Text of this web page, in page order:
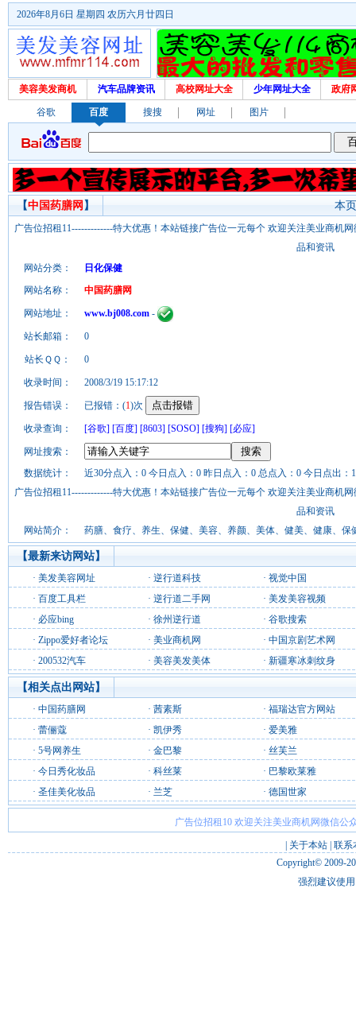
2026年8月6日 星期四 农历六月廿四日
美容美发商机 汽车品牌资讯 高校网址大全 少年网址大全 政府
谷歌 百度 搜搜 网址 图片
本
【中国药膳网 】
广告位招租11-------------特大优惠！本站链接广告位一元每个 欢迎关注美业商机
品和资讯
网站分类：
日化保健
网站名称：
中国药膳网
网站地址： www.bj008.com -
站长邮箱： 0
站长ＱＱ： 0
收录时间： 2008/3/19 15:17:12
报告错误： 已报错：(1)次
收录查询： [谷歌] [百度] [8603] [SOSO] [搜狗] [必应]
网址搜索：
数据统计：
近30分点入：0 今日点入：0 昨日点入：0 总点入：0 今日点出：
广告位招租11-------------特大优惠！本站链接广告位一元每个 欢迎关注美业商机
品和资讯
网站简介：
药膳、食疗、养生、保健、美容、养颜、美体、健美、健康、
【最新来访网站】
· 美发美容网址 · 逆行道科技 · 视觉中国
· 百度工具栏 · 逆行道二手网 · 美发美容视频
· 必应bing · 徐州逆行道 · 谷歌搜索
· Zippo爱好者论坛 · 美业商机网 · 中国京剧艺术网
· 200532汽车 · 美容美发美体 · 新疆寒冰刺纹身
【相关点出网站】
· 中国药膳网 · 茜素斯 · 福瑞达官方网站
· 蕾俪蔻 · 凯伊秀 · 爱美雅
· 5号网养生 · 金巴黎 · 丝芙兰
· 今日秀化妆品 · 科丝莱 · 巴黎欧莱雅
· 圣佳美化妆品 · 兰芝 · 德国世家
广告位招租10 欢迎关注美业商机网微信公
关于本站 联系
Copyright© 2009-
强烈建议使